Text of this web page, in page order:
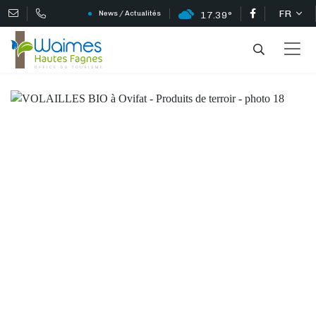
News / Actualités 17.39° FR